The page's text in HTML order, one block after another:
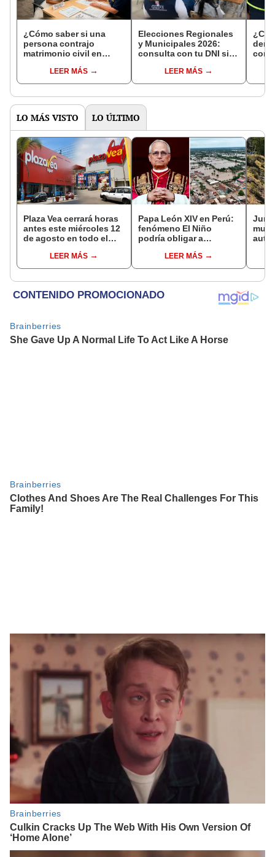
¿Cómo saber si una
persona contrajo
matrimonio civil en
LEER MÁS
Elecciones Regionales
y Municipales 2026:
consulta con tu DNI si
de mesa para este 4 de
octubre en el link oficial
LEER MÁS
con
LO MÁS VISTO LO ÚLTIMO
Plaza Vea cerrará horas
antes este miércoles 12
de agosto en todo el
hasta las 7 p.m.
LEER MÁS
Papa León XIV en Perú:
fenómeno El Niño
podría obligar a
surge una emergencia
LEER MÁS
auto